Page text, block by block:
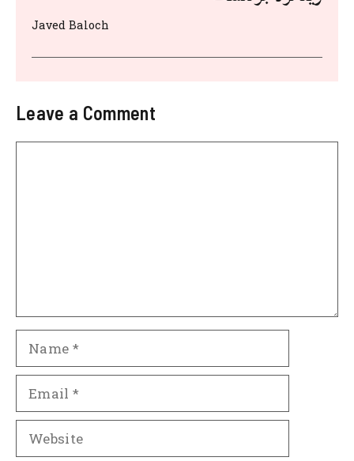
Javed Baloch
Leave a Comment